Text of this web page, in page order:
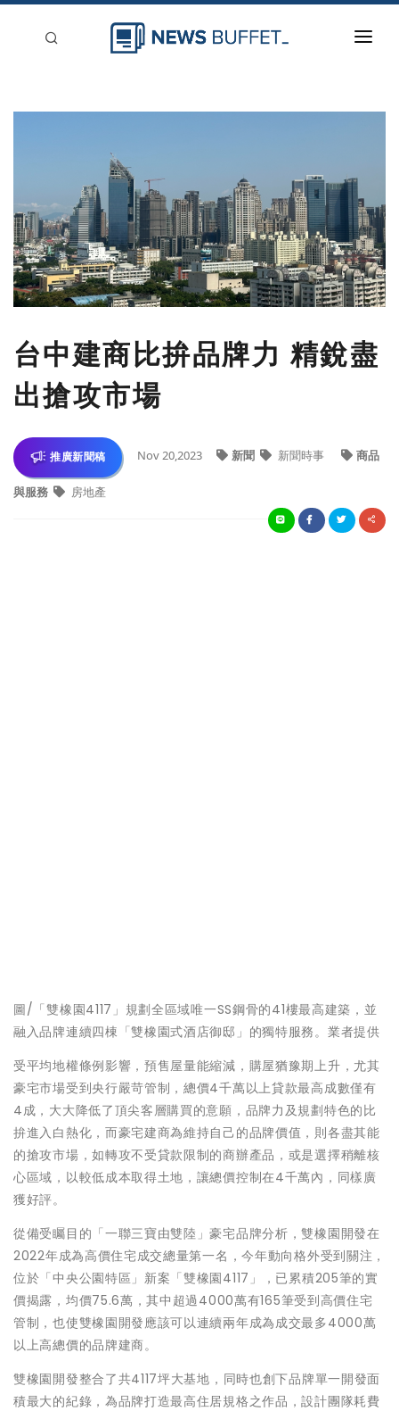
台中建商比拚品牌力 精銳盡
出搶攻市場
推廣新聞稿 Nov 20,2023 新聞 新聞時事 商品
與服務 房地產
圖/「雙橡園4117」規劃全區域唯一SS鋼骨的41樓最高建築，並
融入品牌連續四棟「雙橡園式酒店御邸」的獨特服務。業者提供
受平均地權條例影響，預售屋量能縮減，購屋猶豫期上升，尤其
豪宅市場受到央行嚴苛管制，總價4千萬以上貸款最高成數僅有
4成，大大降低了頂尖客層購買的意願，品牌力及規劃特色的比
拚進入白熱化，而豪宅建商為維持自己的品牌價值，則各盡其能
的搶攻市場，如轉攻不受貸款限制的商辦產品，或是選擇稍離核
心區域，以較低成本取得土地，讓總價控制在4千萬內，同樣廣
獲好評。
從備受矚目的「一聯三寶由雙陸」豪宅品牌分析，雙橡園開發在
2022年成為高價住宅成交總量第一名，今年動向格外受到關注，
位於「中央公園特區」新案「雙橡園4117」，已累積205筆的實
價揭露，均價75.6萬，其中超過4000萬有165筆受到高價住宅
管制，也使雙橡園開發應該可以連續兩年成為成交最多4000萬
以上高總價的品牌建商。
雙橡園開發整合了共4117坪大基地，同時也創下品牌單一開發面
積最大的紀錄，為品牌打造最高住居規格之作品，設計團隊耗費